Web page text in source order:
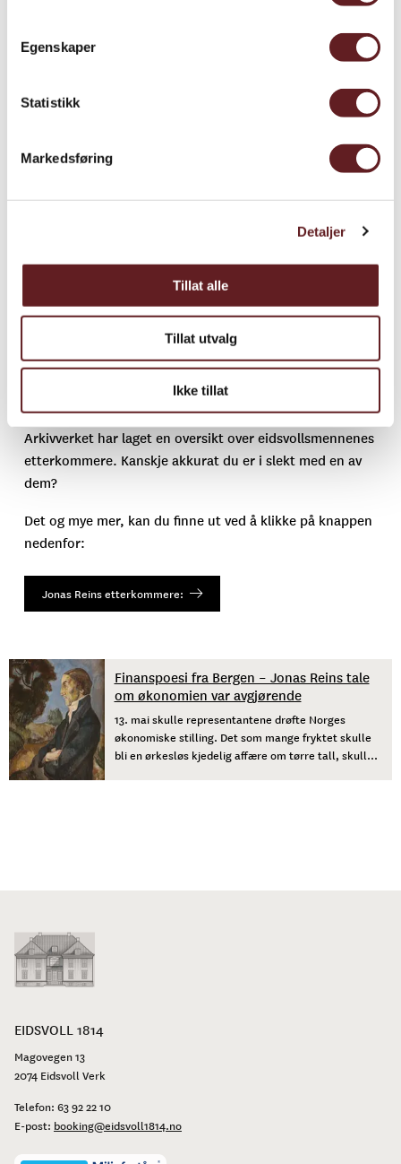
Egenskaper
Statistikk
Markedsføring
Detaljer
Tillat alle
Tillat utvalg
Ikke tillat
Jonas Reins etterkommere:
Arkivverket har laget en oversikt over eidsvollsmennenes
etterkommere. Kanskje akkurat du er i slekt med en av
dem?
Det og mye mer, kan du finne ut ved å klikke på knappen
nedenfor:
Jonas Reins etterkommere:
Finanspoesi fra Bergen – Jonas Reins tale
om økonomien var avgjørende
13. mai skulle representantene drøfte Norges
økonomiske stilling. Det som mange fryktet skulle
bli en ørkesløs kjedelig affære om tørre tall, skulle i
EIDSVOLL 1814
Magovegen 13
2074 Eidsvoll Verk
Telefon: 63 92 22 10
E-post: booking@eidsvoll1814.no